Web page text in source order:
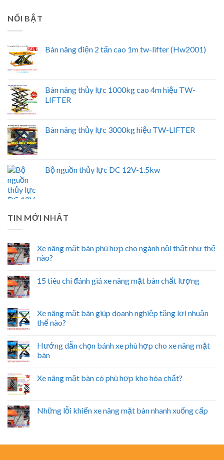
NỔI BẬT
Bàn nâng điện 2 tấn cao 1m tw-lifter (Hw2001)
Bàn nâng thủy lực 1000kg cao 4m hiệu TW-
LIFTER
Bàn nâng thủy lực 3000kg hiệu TW-LIFTER
Bộ nguồn thủy lực DC 12V-1.5kw
TIN MỚI NHẤT
Xe nâng mặt bàn phù hợp cho ngành nội thất như thế
nào?
15 tiêu chí đánh giá xe nâng mặt bàn chất lượng
Xe nâng mặt bàn giúp doanh nghiệp tăng lợi nhuận
thế nào?
Hướng dẫn chọn bánh xe phù hợp cho xe nâng mặt
bàn
Xe nâng mặt bàn có phù hợp kho hóa chất?
Những lỗi khiến xe nâng mặt bàn nhanh xuống cấp